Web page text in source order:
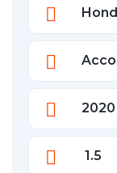
2020
1.5